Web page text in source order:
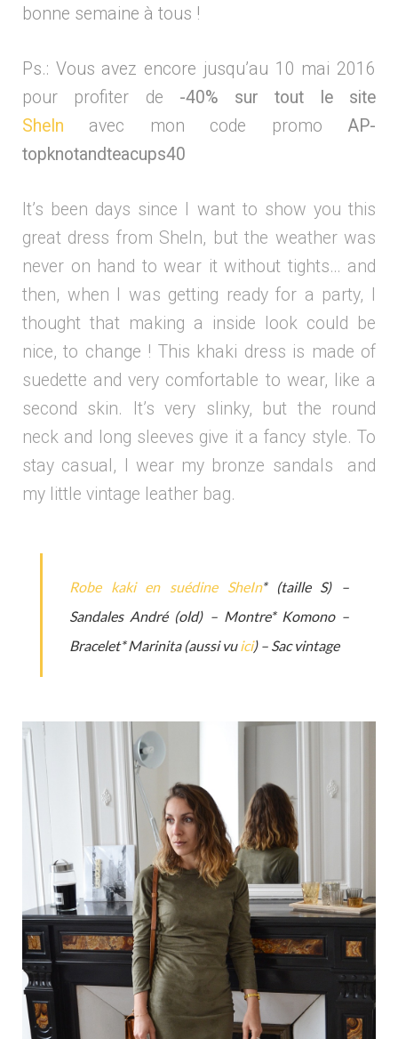
bonne semaine à tous !
Ps.: Vous avez encore jusqu’au 10 mai 2016
pour profiter de -40% sur tout le site
SheIn avec mon code promo AP-
topknotandteacups40
It’s been days since I want to show you this
great dress from SheIn, but the weather was
never on hand to wear it without tights… and
then, when I was getting ready for a party, I
thought that making a inside look could be
nice, to change ! This khaki dress is made of
suedette and very comfortable to wear, like a
second skin. It’s very slinky, but the round
neck and long sleeves give it a fancy style. To
stay casual, I wear my bronze sandals and
my little vintage leather bag.
Robe kaki en suédine SheIn* (taille S) –
Sandales André (old) – Montre* Komono –
Bracelet* Marinita (aussi vuici) – Sac vintage